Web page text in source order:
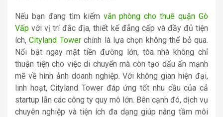
Nếu bạn đang tìm kiếm văn phòng cho thuê quận Gò
Vấp với vị trí đắc địa, thiết kế đẳng cấp và đầy đủ tiện
ích,Cityland Towerchính là lựa chọn không thể bỏ qua.
Nổi bật ngay mặt tiền đường lớn, tòa nhà không chỉ
thuận tiện cho việc di chuyển mà còn tạo dấu ấn mạnh
mẽ về hình ảnh doanh nghiệp. Với không gian hiện đại,
linh hoạt, Cityland Tower đáp ứng tốt nhu cầu của cả
startup lẫn các công ty quy mô lớn. Bên cạnh đó, dịch vụ
chuyên nghiệp và tiện ích đa dạng giúp nâng tầm môi